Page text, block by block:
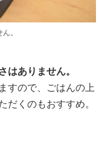
。
はありません。
すので、ごはんの上
だくのもおすすめ。